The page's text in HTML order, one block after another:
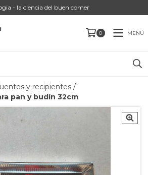
- la ciencia del buen comer
0 MENÚ
y recipientes /
pan y budín 32cm